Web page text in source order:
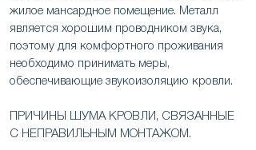
жилое мансардное помещение. Металл
является хорошим проводником звука,
поэтому для комфортного проживания
необходимо принимать меры,
обеспечивающие звукоизоляцию кровли.
ПРИЧИНЫ ШУМА КРОВЛИ, СВЯЗАННЫЕ
С НЕПРАВИЛЬНЫМ МОНТАЖОМ.